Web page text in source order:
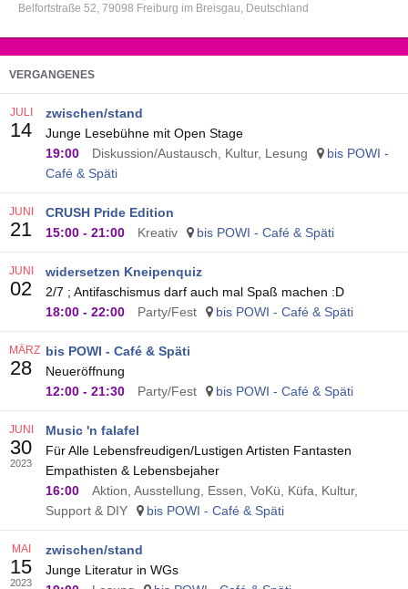
Belfortstraße 52 79098 Freiburg im Breisgau Deutschland
VERGANGENES
zwischen/stand
Junge Lesebühne mit Open Stage
19:00
Diskussion/Austausch, Kultur, Lesung
bis POWI -
Café & Späti
JULI
14
CRUSH Pride Edition
15:00 - 21:00 Kreativ bis POWI - Café & Späti
JUNI
21
widersetzen Kneipenquiz
2/7 ; Antifaschismus darf auch mal Spaß machen :D
18:00 - 22:00 Party/Fest bis POWI - Café & Späti
JUNI
02
bis POWI - Café & Späti
Neueröffnung
12:00 - 21:30 Party/Fest bis POWI - Café & Späti
MÄRZ
28
Music 'n falafel
Für Alle Lebensfreudigen/Lustigen Artisten Fantasten
Empathisten & Lebensbejaher
16:00
Aktion, Ausstellung, Essen, VoKü, Küfa, Kultur,
Support & DIY
bis POWI - Café & Späti
JUNI
30
2023
zwischen/stand
Junge Literatur in WGs
MAI
15
2023